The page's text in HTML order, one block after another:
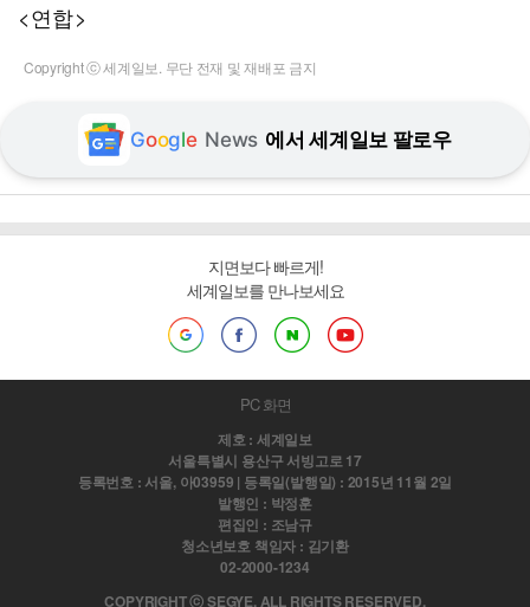
<연합>
Copyright ⓒ 세계일보. 무단 전재 및 재배포 금지
Google News 에서 세계일보 팔로우
지면보다 빠르게!
세계일보를 만나보세요
PC 화면
제호 : 세계일보
서울특별시 용산구 서빙고로 17
등록번호 : 서울, 아03959 | 등록일(발행일) : 2015년 11월 2일
발행인 : 박정훈
편집인 : 조남규
청소년보호 책임자 : 김기환
02-2000-1234
COPYRIGHT ⓒ SEGYE. ALL RIGHTS RESERVED.